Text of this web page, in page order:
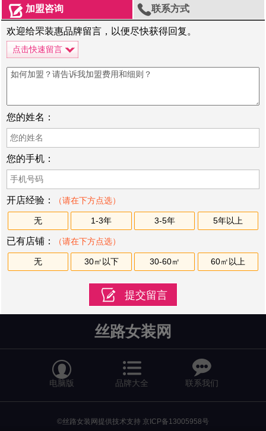
 加盟咨询 联系方式
欢迎给罘装惠品牌留言，以便尽快获得回复。
点击快速留言
您的姓名：
您的手机：
开店经验： （请在下方点选）
无 1-3年 3-5年 5年以上
已有店铺： （请在下方点选）
无 30㎡以下 30-60㎡ 60㎡以上
丝路女装网

电脑版 品牌大全

联系我们
©丝路女装网提供技术支持 京ICP备13005958号